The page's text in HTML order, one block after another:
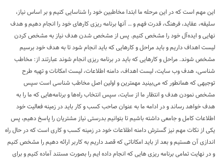
این مهم است که در این مرحله ما ابتدا مخاطبین خود را شناسایی کنیم و بر اساس نیاز،
سلیقه، عقاید، فرهنگ، قدرت فهم و … آنها برنامه ریزی کارهای خود را انجام دهیم و هدف
نهایی و ایده‌آل خود را مشخص کنیم. پس از مشخص شدن هدف نیاز به مشخص کردن
لیست اهداف داریم و باید مراحل و کارهایی که باید انجام شود تا به هدف خود برسیم
مشخص شوند. مراحل و کارهایی که باید در برنامه ریزی انجام شوند عبارتند از: مخاطب
شناسی، هدف وب سایت، لیست اهداف، دامنه اطلاعات، لیست امکانات و تهیه طرح
توجیهی که همانطور که می‌بینید مهمترین و اولین اصل مخاطب شناسی است سپس
مشخص نمودن هدف و انتظار ما از سایت، سپس انتخاب راه‌ها و برنامه‌هایی که ما را به
هدف خواهد رساند و در ادامه ما به عنوان صاحب کسب و کار باید در زمینه فعالیت خود
اطلاعات کامل و جامعی داشته باشیم تا بتوانیم بدرستی نیاز مشتریان را پاسخ دهیم، پس
یکی از نکات مهم نیز گسترش دامنه اطلاعات خود در زمینه کسب و کاری است که در حال راه
اندازی آن هستیم و بعد از باید امکاناتی که قصد داریم به کاربر ارائه دهیم را مشخص کنیم
و در نهایت تمامی برنامه ریزی هایی که انجام داده ایم را بصورت مستند آماده کنیم و برای